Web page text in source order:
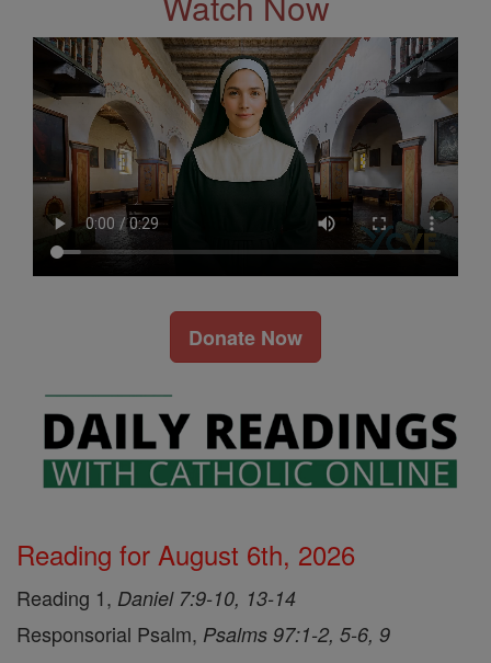
Donate Now
Reading for August 6th, 2026
Reading 1, Daniel 7:9-10, 13-14
Responsorial Psalm, Psalms 97:1-2, 5-6, 9